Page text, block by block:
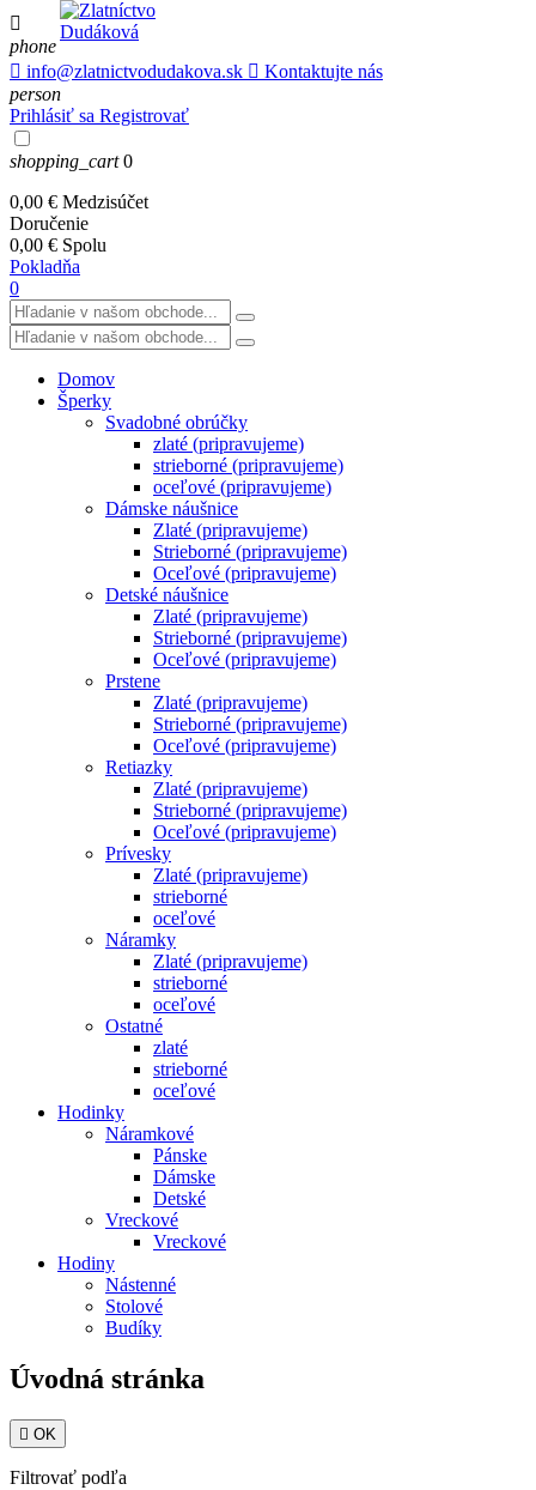

phone
 info@zlatnictvodudakova.sk  Kontaktujte nás
person
Prihlásiť sa Registrovať
shopping_cart 0
0,00 € Medzisúčet
Doručenie
0,00 € Spolu
Pokladňa
0
Domov
Šperky
Svadobné obrúčky
zlaté (pripravujeme)
strieborné (pripravujeme)
oceľové (pripravujeme)
Dámske náušnice
Zlaté (pripravujeme)
Strieborné (pripravujeme)
Oceľové (pripravujeme)
Detské náušnice
Zlaté (pripravujeme)
Strieborné (pripravujeme)
Oceľové (pripravujeme)
Prstene
Zlaté (pripravujeme)
Strieborné (pripravujeme)
Oceľové (pripravujeme)
Retiazky
Zlaté (pripravujeme)
Strieborné (pripravujeme)
Oceľové (pripravujeme)
Prívesky
Zlaté (pripravujeme)
strieborné
oceľové
Náramky
Zlaté (pripravujeme)
strieborné
oceľové
Ostatné
zlaté
strieborné
oceľové
Hodinky
Náramkové
Pánske
Dámske
Detské
Vreckové
Vreckové
Hodiny
Nástenné
Stolové
Budíky
Úvodná stránka
 OK
Filtrovať podľa